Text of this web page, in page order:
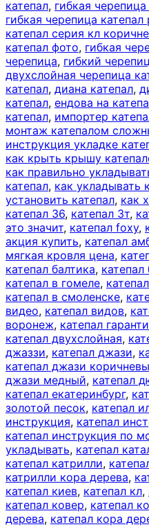
катепал, гибкая
гибкая черепица катепал
катепал серия кл
катепал фото, гибкая
черепица, гибкий
двухслойная черепица
катепал, диана катепал,
катепал, ендова на
катепал, импортер
монтаж катепалом
инструкция укладке
как крыть крышу
как правильно
катепал, как укладывать
установить катепал, как
катепал 36, катепал 3т,
это значит, катепал foxy,
акция купить, катепал
мягкая кровля цена,
катепал балтика,
катепал в гомеле,
катепал в смоленске,
видео, катепал видов,
воронеж, катепал
катепал двухслойная,
джаззи, катепал джази,
катепал джази
джази медный, катепал
катепал екатеринбург,
золотой песок, катепал
инструкция, катепал
катепал инструкция по
укладывать, катепал
катепал катрилли,
катрилли кора дерева,
катепал киев, катепал кл,
катепал ковер, катепал
дерева, катепал кора